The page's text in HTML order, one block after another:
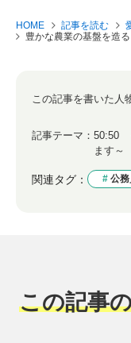
HOME 記事を読む
豊かな農業の基盤を造
この記事を書いた人
記事テーマ： 50:50
ます～
関連タグ： 公務
この記事